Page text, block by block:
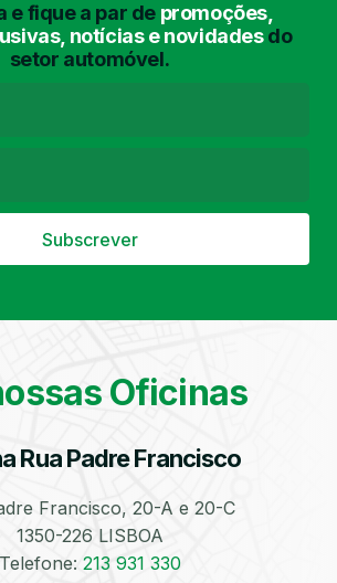
e fique a par de promoções,
notícias e novidadesdo
setor automóvel.
Subscrever
Oficinas
Rua Padre Francisco
Francisco, 20-A e 20-C
1350-226 LISBOA
Telefone: 213 931 330
Matrículas
Óleos
Higienização e
Automóvel